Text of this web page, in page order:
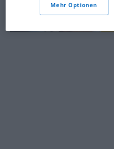
Mehr Optionen